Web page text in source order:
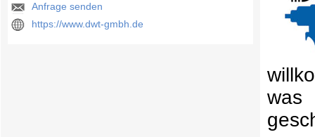
Anfrage senden
https://www.dwt-gmbh.de
was